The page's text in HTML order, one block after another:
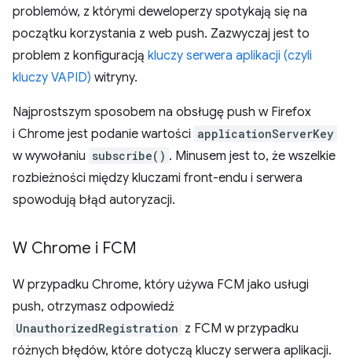
problemów, z którymi deweloperzy spotykają się na
początku korzystania z web push. Zazwyczaj jest to
problem z konfiguracją kluczy serwera aplikacji (czyli
kluczy VAPID) witryny.
Najprostszym sposobem na obsługę push w Firefox
i Chrome jest podanie wartości applicationServerKey
w wywołaniu subscribe() . Minusem jest to, że wszelkie
rozbieżności między kluczami front-endu i serwera
spowodują błąd autoryzacji.
W Chrome i FCM
W przypadku Chrome, który używa FCM jako usługi
push, otrzymasz odpowiedź
UnauthorizedRegistration z FCM w przypadku
różnych błędów, które dotyczą kluczy serwera aplikacji.